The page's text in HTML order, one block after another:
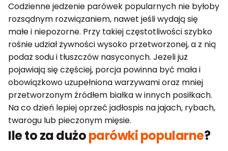
Codzienne jedzenie parówek popularnych nie byłoby
rozsądnym rozwiązaniem, nawet jeśli wydają się
małe i niepozorne. Przy takiej częstotliwości szybko
rośnie udział żywności wysoko przetworzonej, a z nią
podaż sodu i tłuszczów nasyconych. Jeżeli już
pojawiają się częściej, porcja powinna być mała i
obowiązkowo uzupełniona warzywami oraz mniej
przetworzonym źródłem białka w innych posiłkach.
Na co dzień lepiej oprzeć jadłospis na jajach, rybach,
twarogu lub pieczonym mięsie.
Ile to za dużoparówki popularne?